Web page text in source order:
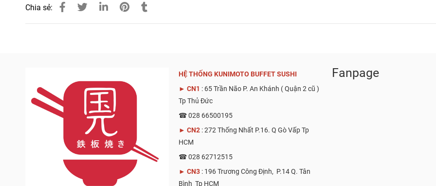
Chia sẻ:
HỆ THỐNG KUNIMOTO BUFFET SUSHI
► CN1 : 65 Trần Não P. An Khánh ( Quận 2 cũ )
Tp Thủ Đức
☎ 028 66500195
► CN2 : 272 Thống Nhất P.16. Q Gò Vấp Tp
HCM
☎ 028 62712515
► CN3 : 196 Trương Công Định, P.14 Q. Tân
Bình Tp HCM
Fanpage